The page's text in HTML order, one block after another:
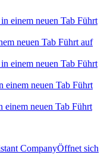
einem neuen Tab Führt
neuen Tab Führt auf
einem neuen Tab Führt
einem neuen Tab Führt
einem neuen Tab Führt
CompanyÖffnet sich